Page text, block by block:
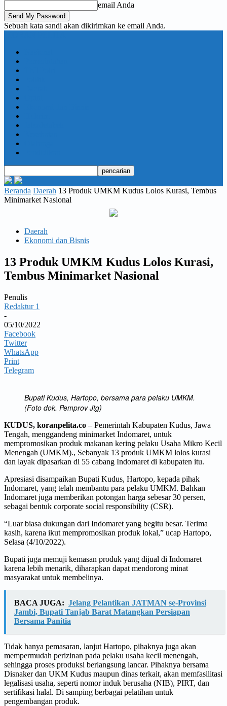
email Anda
Sebuah kata sandi akan dikirimkan ke email Anda.
Beranda Daerah 13 Produk UMKM Kudus Lolos Kurasi, Tembus
Minimarket Nasional
Daerah
Ekonomi dan Bisnis
13 Produk UMKM Kudus Lolos Kurasi,
Tembus Minimarket Nasional
Penulis
Redaktur 1
-
05/10/2022
Facebook
Twitter
WhatsApp
Print
Telegram
Bupati Kudus, Hartopo, bersama para pelaku UMKM.
(Foto dok. Pemprov Jtg)
KUDUS, koranpelita.co – Pemerintah Kabupaten Kudus, Jawa
Tengah, menggandeng minimarket Indomaret, untuk
mempromosikan produk makanan kering pelaku Usaha Mikro Kecil
Menengah (UMKM)., Sebanyak 13 produk UMKM lolos kurasi
dan layak dipasarkan di 55 cabang Indomaret di kabupaten itu.
Apresiasi disampaikan Bupati Kudus, Hartopo, kepada pihak
Indomaret, yang telah membantu para pelaku UMKM. Bahkan
Indomaret juga memberikan potongan harga sebesar 30 persen,
sebagai bentuk corporate social responsibility (CSR).
“Luar biasa dukungan dari Indomaret yang begitu besar. Terima
kasih, karena ikut mempromosikan produk lokal,” ucap Hartopo,
Selasa (4/10/2022).
Bupati juga memuji kemasan produk yang dijual di Indomaret
karena lebih menarik, diharapkan dapat mendorong minat
masyarakat untuk membelinya.
BACA JUGA: Jelang Pelantikan JATMAN se-Provinsi
Jambi, Bupati Tanjab Barat Matangkan Persiapan
Bersama Panitia
Tidak hanya pemasaran, lanjut Hartopo, pihaknya juga akan
mempermudah perizinan pada pelaku usaha kecil menengah,
sehingga proses produksi berlangsung lancar. Pihaknya bersama
Disnaker dan UKM Kudus maupun dinas terkait, akan memfasilitasi
legalisasi usaha, seperti nomor induk berusaha (NIB), PIRT, dan
sertifikasi halal. Di samping berbagai pelatihan untuk
pengembangan produk.